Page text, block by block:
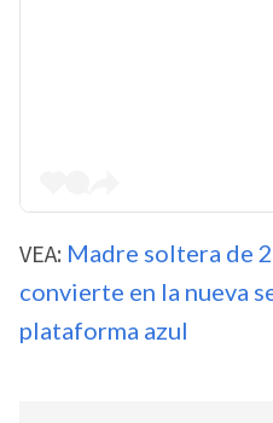
VEA: Madre soltera de
convierte en la nueva
plataforma azul